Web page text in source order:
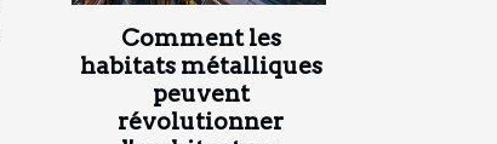
Comment les
habitats métalliques
peuvent
révolutionner